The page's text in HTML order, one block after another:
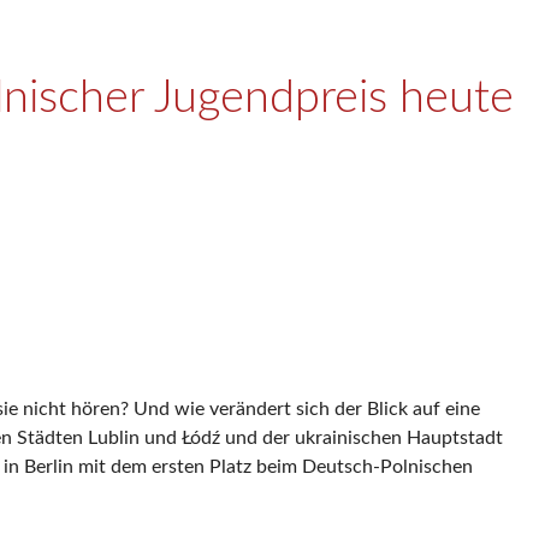
Jugendpreis heute
nicht hören? Und wie verändert sich der Blick auf eine
Städten Lublin und Łódź und der ukrainischen Hauptstadt
Berlin mit dem ersten Platz beim Deutsch-Polnischen